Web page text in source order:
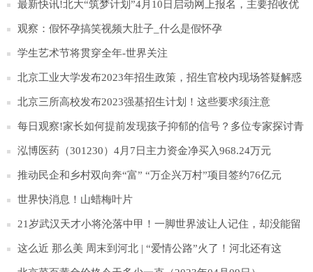
最新快讯!北大“筑梦计划”4月10日启动网上报名，主要招收优
秀农村学生
观察：假怀孕搞笑视频大肚子_什么是假怀孕
学生艺术节将贯穿全年-世界关注
北京工业大学发布2023年招生政策，招生官校内现场答疑解惑
_每日快播
北京三所高校发布2023强基招生计划！这些要求须注意
每日观察!家长如何提前发现孩子抑郁的信号？多位专家探讨青
少年抑郁防治
泓博医药（301230）4月7日主力资金净买入968.24万元
推动民企和乡村双向奔“富” “万企兴万村”项目签约76亿元
世界快消息！山蜡梅叶片
21岁武汉天才小将沦落中甲！一脚世界波让人记住，却没能留
在中超！
这么近 那么美 周末到河北 | “爱情公路”火了！河北还有这